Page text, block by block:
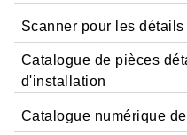
Scanner pour les
Il suffit de scanner le QR
produits eux-mêmes pour
Catalogue de pièces
d'installation
Il existe trois façons
Catalogue numérique